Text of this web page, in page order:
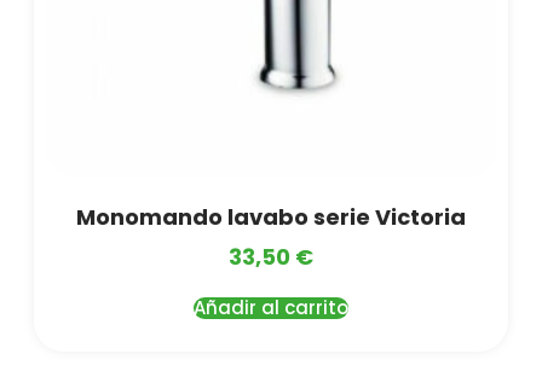
Monomando lavabo serie Victoria
33,50 €
Añadir al carrito